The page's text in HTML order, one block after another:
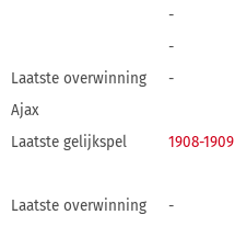
-
-
Laatste overwinning
Ajax
-
Laatste gelijkspel 1908-1909
Laatste overwinning
-